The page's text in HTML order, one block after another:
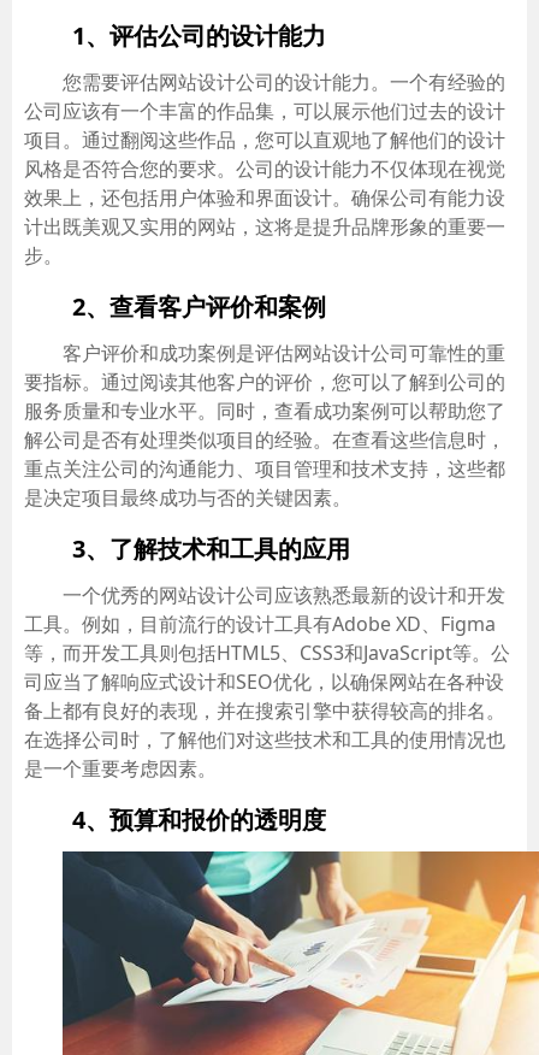
1、评估公司的设计能力
您需要评估网站设计公司的设计能力。一个有经验的
公司应该有一个丰富的作品集，可以展示他们过去的设计
项目。通过翻阅这些作品，您可以直观地了解他们的设计
风格是否符合您的要求。公司的设计能力不仅体现在视觉
效果上，还包括用户体验和界面设计。确保公司有能力设
计出既美观又实用的网站，这将是提升品牌形象的重要一
步。
2、查看客户评价和案例
客户评价和成功案例是评估网站设计公司可靠性的重
要指标。通过阅读其他客户的评价，您可以了解到公司的
服务质量和专业水平。同时，查看成功案例可以帮助您了
解公司是否有处理类似项目的经验。在查看这些信息时，
重点关注公司的沟通能力、项目管理和技术支持，这些都
是决定项目最终成功与否的关键因素。
3、了解技术和工具的应用
一个优秀的网站设计公司应该熟悉最新的设计和开发
工具。例如，目前流行的设计工具有Adobe XD、Figma
等，而开发工具则包括HTML5、CSS3和JavaScript等。公
司应当了解响应式设计和SEO优化，以确保网站在各种设
备上都有良好的表现，并在搜索引擎中获得较高的排名。
在选择公司时，了解他们对这些技术和工具的使用情况也
是一个重要考虑因素。
4、预算和报价的透明度